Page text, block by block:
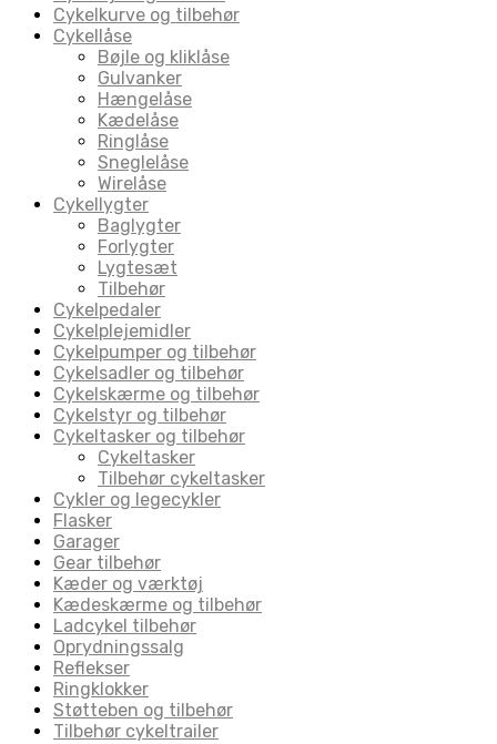
Cykelkurve og tilbehør
Cykellåse
Bøjle og kliklåse
Gulvanker
Hængelåse
Kædelåse
Ringlåse
Sneglelåse
Wirelåse
Cykellygter
Baglygter
Forlygter
Lygtesæt
Tilbehør
Cykelpedaler
Cykelplejemidler
Cykelpumper og tilbehør
Cykelsadler og tilbehør
Cykelskærme og tilbehør
Cykelstyr og tilbehør
Cykeltasker og tilbehør
Cykeltasker
Tilbehør cykeltasker
Cykler og legecykler
Flasker
Garager
Gear tilbehør
Kæder og værktøj
Kædeskærme og tilbehør
Ladcykel tilbehør
Oprydningssalg
Reflekser
Ringklokker
Støtteben og tilbehør
Tilbehør cykeltrailer